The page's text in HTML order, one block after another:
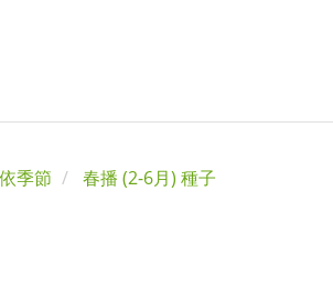
依季節 春播 (2-6月) 種子